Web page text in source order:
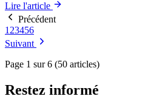
Lire l'article
Précédent
1 23456
Suivant
Page 1 sur 6 (50 articles)
Restez informé